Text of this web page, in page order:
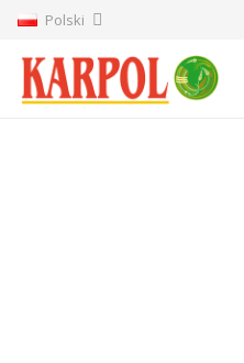
Polski